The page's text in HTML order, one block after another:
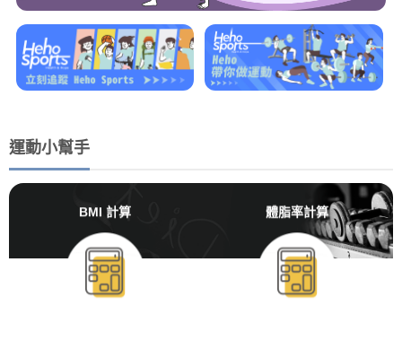
運動小幫手
BMI 計算 體脂率計算